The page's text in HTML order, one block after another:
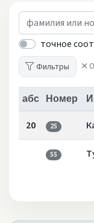
точное
Фильтры
абс Номер
20 25
55